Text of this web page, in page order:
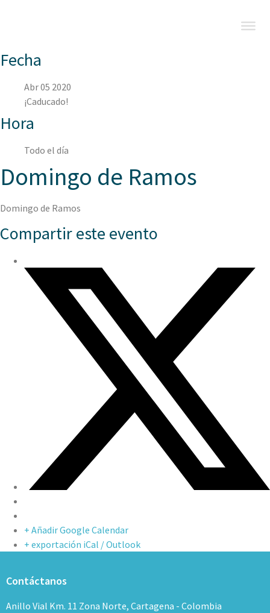
Fecha
Abr 05 2020
¡Caducado!
Hora
Todo el día
Domingo de Ramos
Domingo de Ramos
Compartir este evento
+ Añadir Google Calendar
+ exportación iCal / Outlook
Contáctanos
Anillo Vial Km. 11 Zona Norte, Cartagena - Colombia